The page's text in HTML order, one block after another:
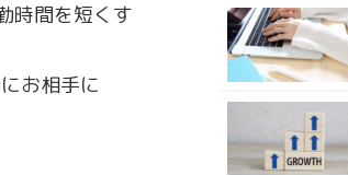
時間を短くす
お相手に